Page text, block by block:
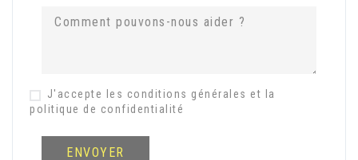
J'accepte les conditions générales et la
politique de confidentialité